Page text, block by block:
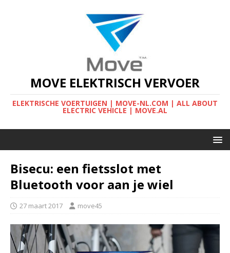
MOVE ELEKTRISCH VERVOER
ELEKTRISCHE VOERTUIGEN | MOVE-NL.COM | ALL ABOUT
ELECTRIC VEHICLE | MOVE.AL
Bisecu: een fietsslot met
Bluetooth voor aan je wiel
27 maart 2017 move45